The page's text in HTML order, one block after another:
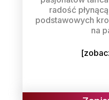
radość
podstawowych
na